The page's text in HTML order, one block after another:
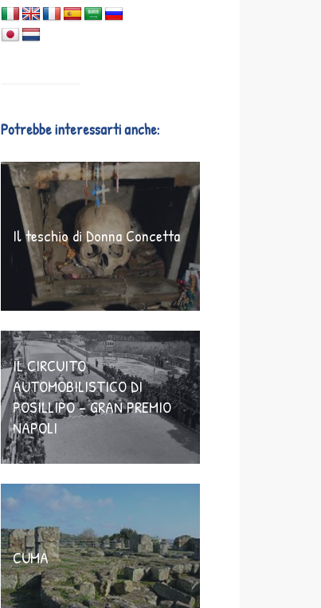
Potrebbe interessarti anche:
Il teschio di Donna Concetta
IL CIRCUITO
AUTOMOBILISTICO DI
POSILLIPO – GRAN PREMIO
NAPOLI
CUMA